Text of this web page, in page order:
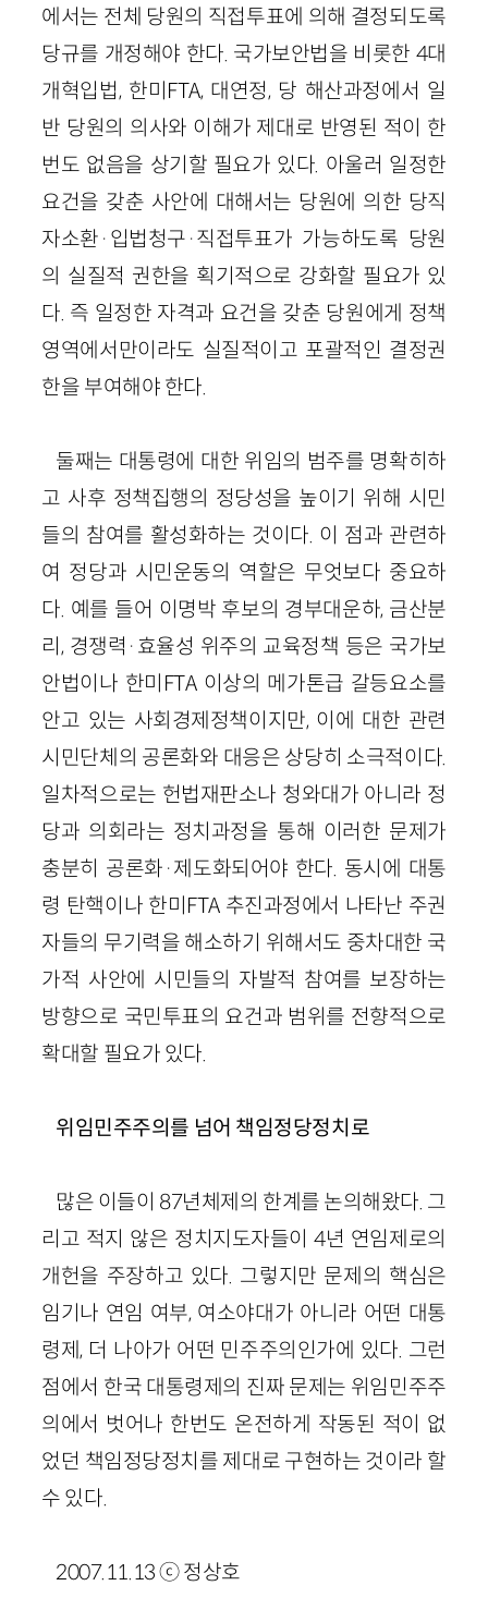
에서는 전체 당원의 직접투표에 의해 결정되도록
당규를 개정해야 한다. 국가보안법을 비롯한 4대
개혁입법, 한미FTA, 대연정, 당 해산과정에서 일
반 당원의 의사와 이해가 제대로 반영된 적이 한
번도 없음을 상기할 필요가 있다. 아울러 일정한
요건을 갖춘 사안에 대해서는 당원에 의한 당직
자소환·입법청구·직접투표가 가능하도록 당원
의 실질적 권한을 획기적으로 강화할 필요가 있
다. 즉 일정한 자격과 요건을 갖춘 당원에게 정책
영역에서만이라도 실질적이고 포괄적인 결정권
한을 부여해야 한다.
둘째는 대통령에 대한 위임의 범주를 명확히하
고 사후 정책집행의 정당성을 높이기 위해 시민
들의 참여를 활성화하는 것이다. 이 점과 관련하
여 정당과 시민운동의 역할은 무엇보다 중요하
다. 예를 들어 이명박 후보의 경부대운하, 금산분
리, 경쟁력·효율성 위주의 교육정책 등은 국가보
안법이나 한미FTA 이상의 메가톤급 갈등요소를
안고 있는 사회경제정책이지만, 이에 대한 관련
시민단체의 공론화와 대응은 상당히 소극적이다.
일차적으로는 헌법재판소나 청와대가 아니라 정
당과 의회라는 정치과정을 통해 이러한 문제가
충분히 공론화·제도화되어야 한다. 동시에 대통
령 탄핵이나 한미FTA 추진과정에서 나타난 주권
자들의 무기력을 해소하기 위해서도 중차대한 국
가적 사안에 시민들의 자발적 참여를 보장하는
방향으로 국민투표의 요건과 범위를 전향적으로
확대할 필요가 있다.
위임민주주의를 넘어 책임정당정치로
많은 이들이 87년체제의 한계를 논의해왔다. 그
리고 적지 않은 정치지도자들이 4년 연임제로의
개헌을 주장하고 있다. 그렇지만 문제의 핵심은
임기나 연임 여부, 여소야대가 아니라 어떤 대통
령제, 더 나아가 어떤 민주주의인가에 있다. 그런
점에서 한국 대통령제의 진짜 문제는 위임민주주
의에서 벗어나 한번도 온전하게 작동된 적이 없
었던 책임정당정치를 제대로 구현하는 것이라 할
수 있다.
2007.11.13 ⓒ 정상호